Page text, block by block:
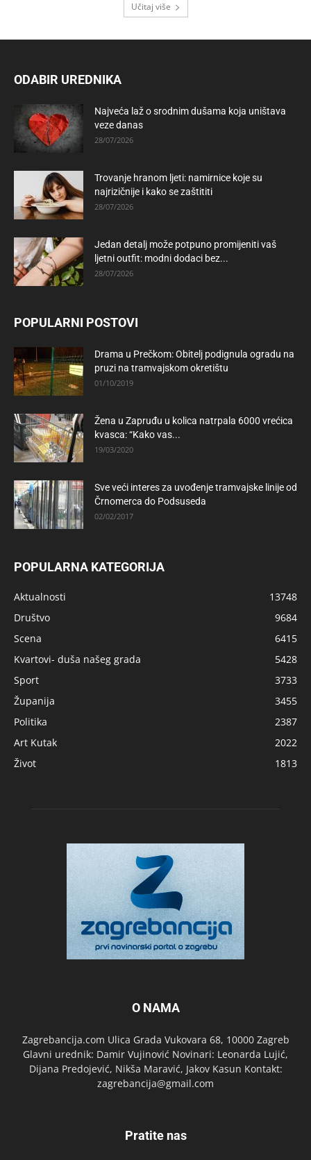
Učitaj više
ODABIR UREDNIKA
Najveća laž o srodnim dušama koja uništava
veze danas
28/07/2026
Trovanje hranom ljeti: namirnice koje su
najrizičnije i kako se zaštititi
28/07/2026
Jedan detalj može potpuno promijeniti vaš
ljetni outfit: modni dodaci bez...
28/07/2026
POPULARNI POSTOVI
Drama u Prečkom: Obitelj podignula ogradu na
pruzi na tramvajskom okretištu
01/10/2019
Žena u Zapruđu u kolica natrpala 6000 vrećica
kvasca: “Kako vas...
19/03/2020
Sve veći interes za uvođenje tramvajske linije od
Črnomerca do Podsuseda
02/02/2017
POPULARNA KATEGORIJA
Aktualnosti
13748
Društvo
9684
Scena
6415
Kvartovi- duša našeg grada
5428
Sport
3733
Županija
3455
Politika
2387
Art Kutak
2022
Život
1813
O NAMA
Zagrebancija.com Ulica Grada Vukovara 68, 10000 Zagreb
Glavni urednik: Damir Vujinović Novinari: Leonarda Lujić,
Dijana Predojević, Nikša Maravić, Jakov Kasun Kontakt:
zagrebancija@gmail.com
Pratite nas